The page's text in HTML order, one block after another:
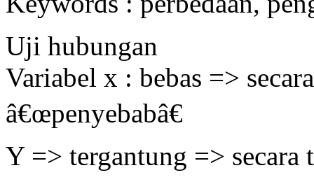
Uji hubungan
Variabel x : bebas =>
â€œpenyebabâ€
Y => tergantung => secara